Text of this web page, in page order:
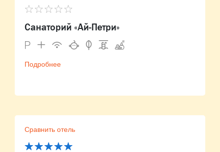
Санаторий «Ай-Петри»
Подробнее
Сравнить отель